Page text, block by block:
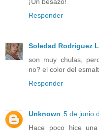
Responder
Soledad Rodriguez
son muy chulas,
no? el color del
Responder
Unknown 5 de junio
Hace poco hice